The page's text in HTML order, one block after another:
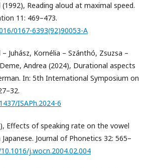
(1992), Reading aloud at maximal speed.
11: 469–473.
0167-6393(92)90053-A
Juhász, Kornélia – Szánthó, Zsuzsa –
Andrea (2024), Durational aspects
In: 5th International Symposium on
ISAPh.2024-6
Effects of speaking rate on the vowel
Journal of Phonetics 32: 565–
j.wocn.2004.02.004